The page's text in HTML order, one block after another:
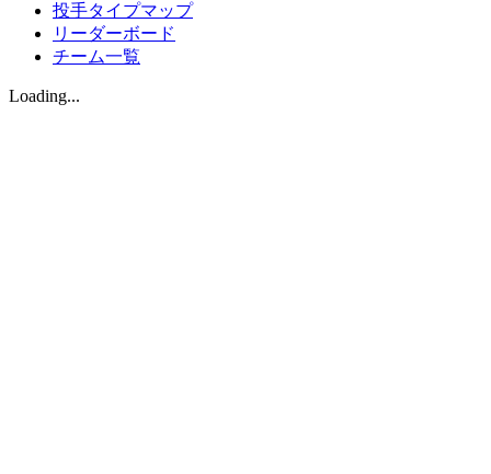
投手タイプマップ
リーダーボード
チーム一覧
Loading...